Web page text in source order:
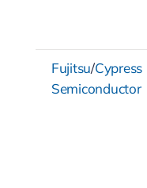
Fujitsu/Cypress
Semiconductor